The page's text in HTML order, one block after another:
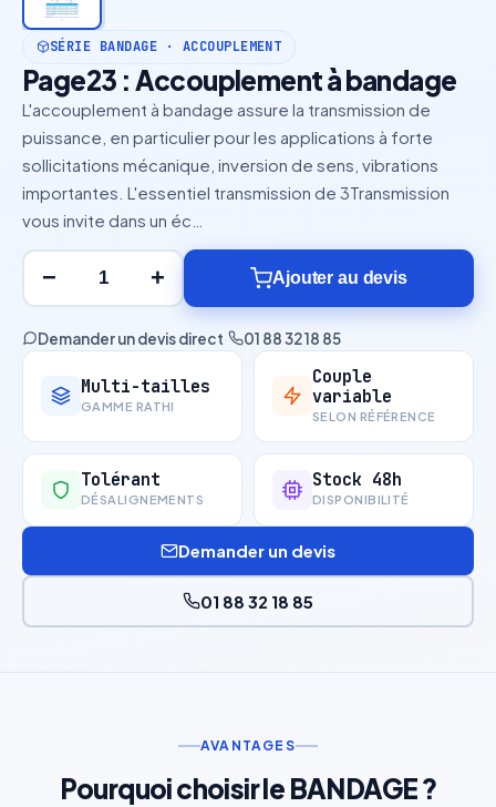
SÉRIE BANDAGE · ACCOUPLEMENT
Page23 : Accouplement à bandage
L'accouplement à bandage assure la transmission de
puissance, en particulier pour les applications à forte
sollicitations mécanique, inversion de sens, vibrations
importantes. L'essentiel transmission de 3Transmission
vous invite dans un éc…
− + Ajouter au devis
Demander un devis direct· 01 88 32 18 85
Multi-tailles
GAMME RATHI
Couple
variable
SELON RÉFÉRENCE
Tolérant
DÉSALIGNEMENTS
Stock 48h
DISPONIBILITÉ
Demander un devis
01 88 32 18 85
AVANTAGES
Pourquoi choisir le BANDAGE ?